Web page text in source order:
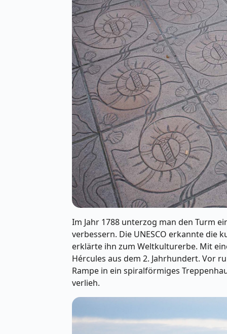
Im Jahr 1788 unterzog man den Turm
verbessern. Die UNESCO erkannte die
erklärte ihn zum Weltkulturerbe. Mit
Hércules aus dem 2. Jahrhundert. Vor
Rampe in ein spiralförmiges
verlieh.